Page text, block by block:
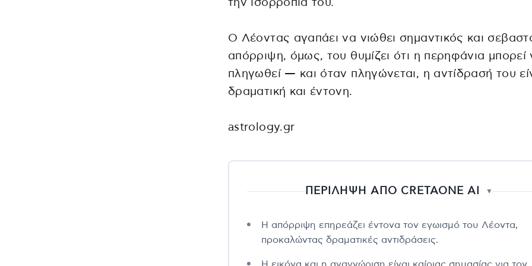
την ισορροπία του.
Ο Λέοντας αγαπάει να νιώθει σημαντικός και
απόρριψη, όμως, του θυμίζει ότι η περηφάνια μπορεί
πληγωθεί — και όταν πληγώνεται, η αντίδρασή του
δραματική και έντονη.
astrology.gr
ΠΕΡΙΛΗΨΗ ΑΠΟ CRETAONE AI ▼
Η απόρριψη επηρεάζει έντονα τον εγωισμό του Λέοντα,
προκαλώντας δραματικές αντιδράσεις.